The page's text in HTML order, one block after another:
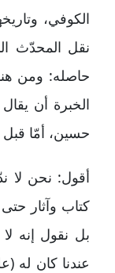
الكوفي،
نقل المحدّث
حاصله: ومن
الخبرة أن
حسين، أمّا قبل
أقول: نحن لا
كتاب وآثار
بل نقول إنه
عندنا كان له